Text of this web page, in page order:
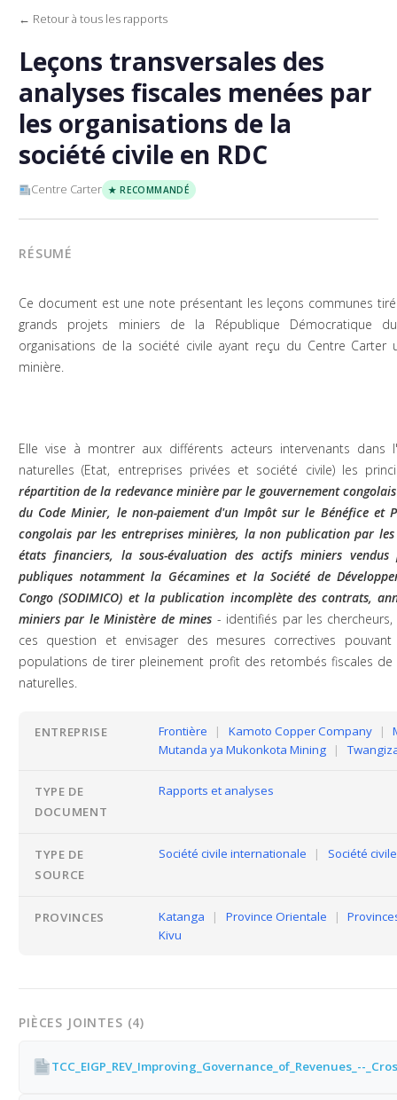
← Retour à tous les rapports
Leçons transversales des
analyses fiscales menées par
les organisations de la
société civile en RDC
Centre Carter ★ RECOMMANDÉ
RÉSUMÉ
Ce document est une note présentant les leçons communes
grands projets miniers de la République Démocratique
organisations de la société civile ayant reçu du Centre Carter
minière.
Elle vise à montrer aux différents acteurs intervenants dans
naturelles (Etat, entreprises privées et société civile) les
répartition de la redevance minière par le gouvernement
du Code Minier, le non-paiement d'un Impôt sur le Bénéfice et
congolais par les entreprises minières, la non publication par
états financiers, la sous-évaluation des actifs miniers
publiques notamment la Gécamines et la Société de
Congo (SODIMICO) et la publication incomplète des contrats,
miniers par le Ministère de mines - identifiés par les
ces question et envisager des mesures correctives
populations de tirer pleinement profit des retombés fiscales
naturelles.
ENTREPRISE Frontière | Kamoto Copper Company |
Mutanda ya Mukonkota Mining
|
TYPE DE
DOCUMENT
Rapports et analyses
TYPE DE
SOURCE
Société civile internationale | Société
PROVINCES Katanga | Province Orientale |
Kivu
PIÈCES JOINTES (4)